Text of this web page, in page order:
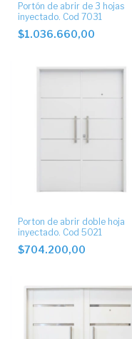
Portón de abrir de 3 hojas
inyectado. Cod 7031
$1.036.660,00
Porton de abrir doble hoja
inyectado. Cod 5021
$704.200,00